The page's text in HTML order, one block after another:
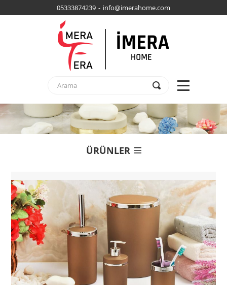
05333874239 - info@imerahome.com
ÜRÜNLER